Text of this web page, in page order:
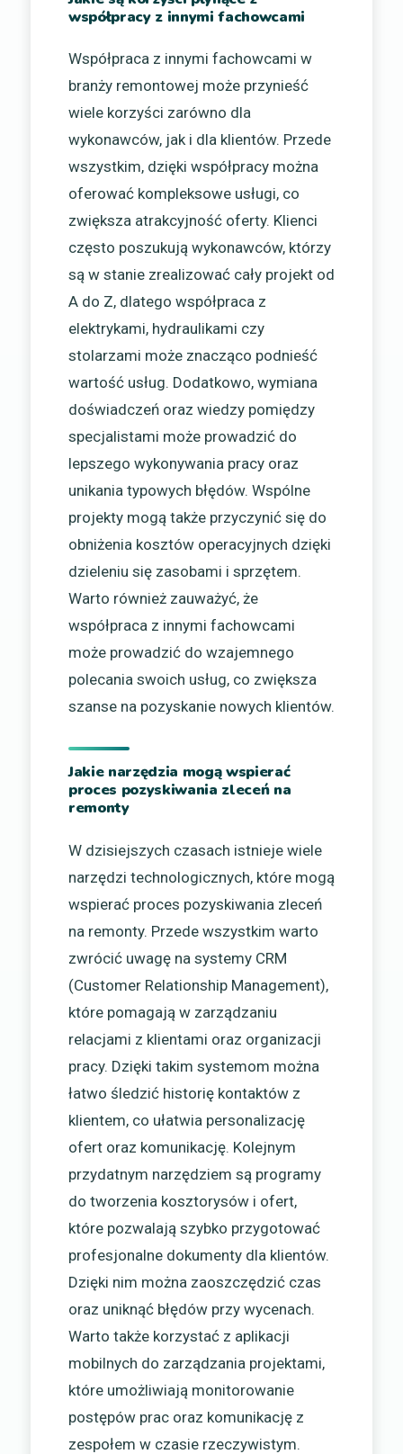
współpracy z innymi fachowcami
Współpraca z innymi fachowcami w
branży remontowej może przynieść
wiele korzyści zarówno dla
wykonawców, jak i dla klientów. Przede
wszystkim, dzięki współpracy można
oferować kompleksowe usługi, co
zwiększa atrakcyjność oferty. Klienci
często poszukują wykonawców, którzy
są w stanie zrealizować cały projekt od
A do Z, dlatego współpraca z
elektrykami, hydraulikami czy
stolarzami może znacząco podnieść
wartość usług. Dodatkowo, wymiana
doświadczeń oraz wiedzy pomiędzy
specjalistami może prowadzić do
lepszego wykonywania pracy oraz
unikania typowych błędów. Wspólne
projekty mogą także przyczynić się do
obniżenia kosztów operacyjnych dzięki
dzieleniu się zasobami i sprzętem.
Warto również zauważyć, że
współpraca z innymi fachowcami
może prowadzić do wzajemnego
polecania swoich usług, co zwiększa
szanse na pozyskanie nowych klientów.
Jakie narzędzia mogą wspierać
proces pozyskiwania zleceń na
remonty
W dzisiejszych czasach istnieje wiele
narzędzi technologicznych, które mogą
wspierać proces pozyskiwania zleceń
na remonty. Przede wszystkim warto
zwrócić uwagę na systemy CRM
(Customer Relationship Management),
które pomagają w zarządzaniu
relacjami z klientami oraz organizacji
pracy. Dzięki takim systemom można
łatwo śledzić historię kontaktów z
klientem, co ułatwia personalizację
ofert oraz komunikację. Kolejnym
przydatnym narzędziem są programy
do tworzenia kosztorysów i ofert,
które pozwalają szybko przygotować
profesjonalne dokumenty dla klientów.
Dzięki nim można zaoszczędzić czas
oraz uniknąć błędów przy wycenach.
Warto także korzystać z aplikacji
mobilnych do zarządzania projektami,
które umożliwiają monitorowanie
postępów prac oraz komunikację z
zespołem w czasie rzeczywistym.